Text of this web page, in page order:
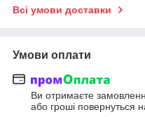
Всі умови доставки
Умови оплати
Ви отримаєте
або гроші повернуться